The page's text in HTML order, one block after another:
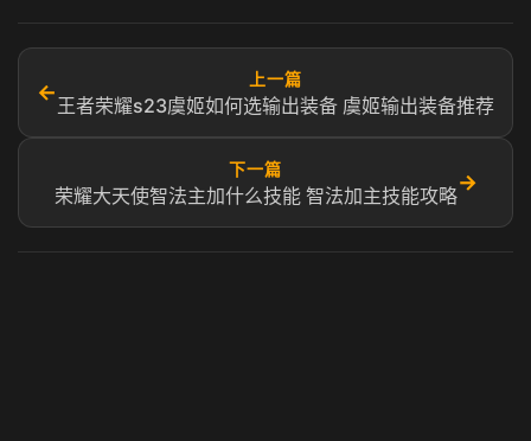
←
上一篇
王者荣耀s23虞姬如何选输出装备 虞姬输出装备推荐
下一篇
荣耀大天使智法主加什么技能 智法加主技能攻略
→